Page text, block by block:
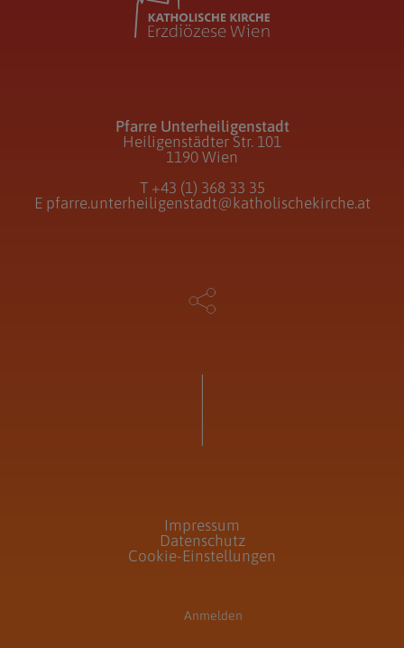
Pfarre Unterheiligenstadt
Heiligenstädter Str. 101
1190 Wien
T +43 (1) 368 33 35
E pfarre.unterheiligenstadt@katholischekirche.at
Impressum
Datenschutz
Cookie-Einstellungen
Anmelden